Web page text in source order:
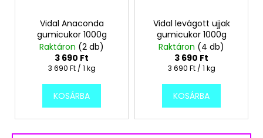
Vidal Anaconda
gumicukor 1000g
Raktáron (2 db)
3 690 Ft
Egységár:
3 690 Ft / 1 kg
KOSÁRBA
Vidal levágott ujjak
gumicukor 1000g
Raktáron (4 db)
3 690 Ft
Egységár:
3 690 Ft / 1 kg
KOSÁRBA